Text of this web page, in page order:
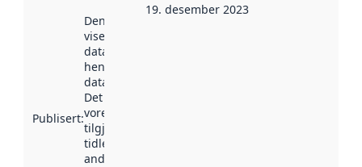
Publisert:
Denne datoen
viser når
datasettet vart
henta inn av
data.norge.no.
Det kan ha
vore
tilgjengeleg
tidlegare
andre stader.
19. desember 2023